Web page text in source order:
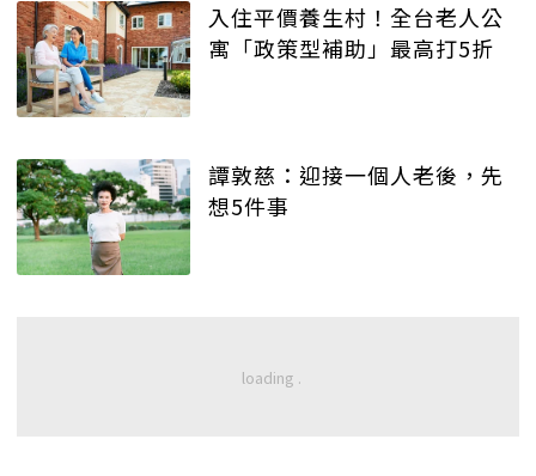
入住平價養生村！全台老人公
寓「政策型補助」最高打5折
譚敦慈：迎接一個人老後，先
想5件事